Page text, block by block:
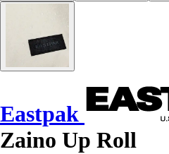
Eastpak
Zaino Up Roll